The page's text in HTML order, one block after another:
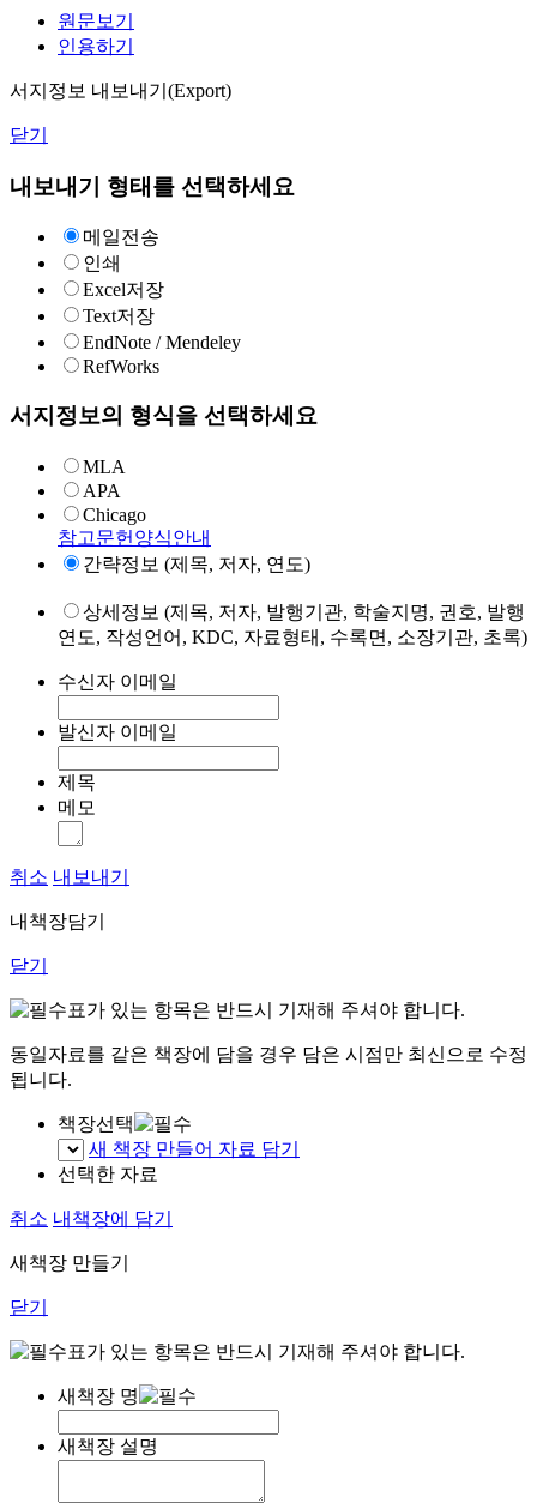
원문보기
인용하기
서지정보 내보내기(Export)
닫기
내보내기 형태를 선택하세요
메일전송
인쇄
Excel저장
Text저장
EndNote / Mendeley
RefWorks
서지정보의 형식을 선택하세요
MLA
APA
Chicago
참고문헌양식안내
간략정보 (제목, 저자, 연도)
상세정보 (제목, 저자, 발행기관, 학술지명, 권호, 발행
연도, 작성언어, KDC, 자료형태, 수록면, 소장기관, 초록)
수신자 이메일
발신자 이메일
제목
메모
취소 내보내기
내책장담기
닫기
표가 있는 항목은 반드시 기재해 주셔야 합니다.
동일자료를 같은 책장에 담을 경우 담은 시점만 최신으로 수정
됩니다.
책장선택
새 책장 만들어 자료 담기
선택한 자료
취소 내책장에 담기
새책장 만들기
닫기
표가 있는 항목은 반드시 기재해 주셔야 합니다.
새책장 명
새책장 설명